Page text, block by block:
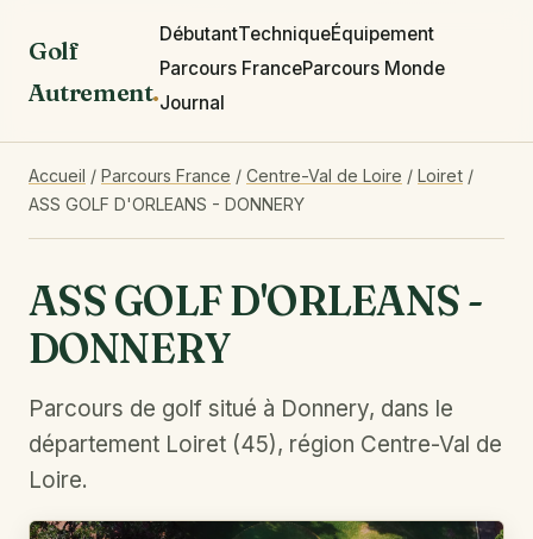
Golf
Autrement.
DébutantTechniqueÉquipement
Parcours FranceParcours Monde
Journal
Accueil / Parcours France / Centre-Val de Loire / Loiret /
ASS GOLF D'ORLEANS - DONNERY
ASS GOLF D'ORLEANS -
DONNERY
Parcours de golf situé à Donnery, dans le
département Loiret (45), région Centre-Val de
Loire.